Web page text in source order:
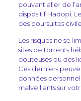
pouvant aller de
dispositif Hadopi.
des poursuites
Les risques ne se
sites de torrents
douteuses ou des
Ces derniers
données
malveillants sur